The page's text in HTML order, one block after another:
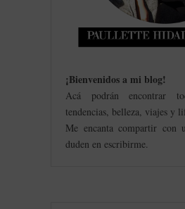
¡Bienvenidos a mi blog!
Acá podrán encontrar
tendencias, belleza, viajes y
Me encanta compartir con
duden en escribirme.